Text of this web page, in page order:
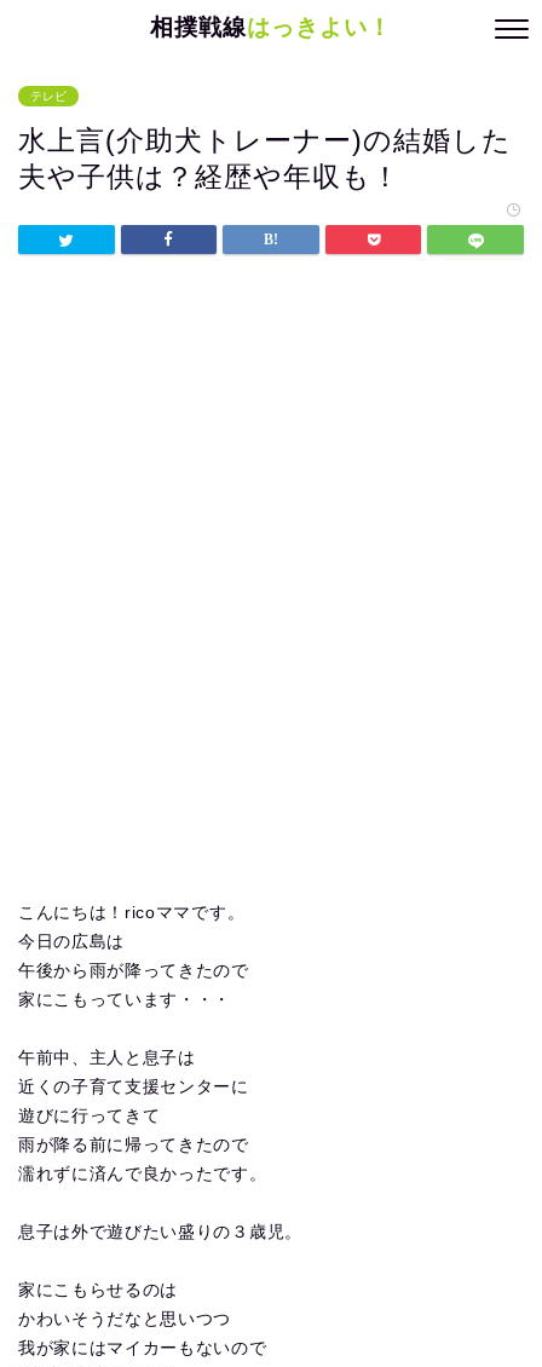
相撲戦線はっきよい！
テレビ
水上言(介助犬トレーナー)の結婚した
夫や子供は？経歴や年収も！
こんにちは！ricoママです。
今日の広島は
午後から雨が降ってきたので
家にこもっています・・・
午前中、主人と息子は
近くの子育て支援センターに
遊びに行ってきて
雨が降る前に帰ってきたので
濡れずに済んで良かったです。
息子は外で遊びたい盛りの３歳児。
家にこもらせるのは
かわいそうだなと思いつつ
我が家にはマイカーもないので